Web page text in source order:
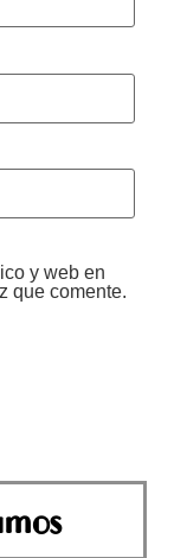
y web en
que comente.